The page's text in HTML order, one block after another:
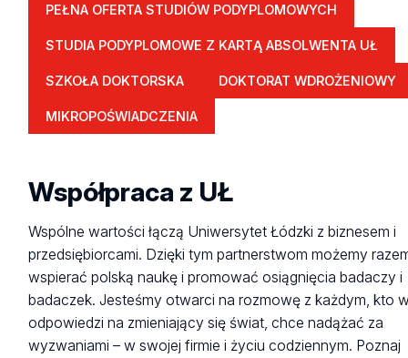
PEŁNA OFERTA STUDIÓW PODYPLOMOWYCH
STUDIA PODYPLOMOWE Z KARTĄ ABSOLWENTA UŁ
SZKOŁA DOKTORSKA DOKTORAT WDROŻENIOWY
MIKROPOŚWIADCZENIA
Współpraca z UŁ
Wspólne wartości łączą Uniwersytet Łódzki z biznesem i
przedsiębiorcami. Dzięki tym partnerstwom możemy
wspierać polską naukę i promować osiągnięcia badaczy i
badaczek. Jesteśmy otwarci na rozmowę z każdym, kto
odpowiedzi na zmieniający się świat, chce nadążać za
wyzwaniami – w swojej firmie i życiu codziennym. Poznaj